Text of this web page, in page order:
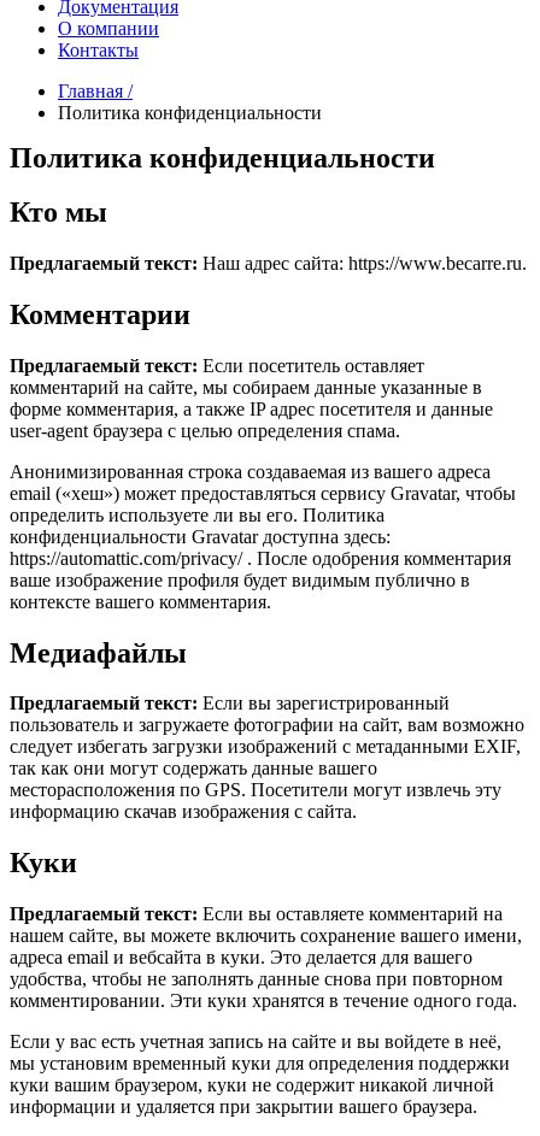
Документация
О компании
Контакты
Главная /
Политика конфиденциальности
Политика конфиденциальности
Кто мы
Предлагаемый текст: Наш адрес сайта: https://www.becarre.ru.
Комментарии
Предлагаемый текст: Если посетитель оставляет
комментарий на сайте, мы собираем данные указанные в
форме комментария, а также IP адрес посетителя и данные
user-agent браузера с целью определения спама.
Анонимизированная строка создаваемая из вашего адреса
email («хеш») может предоставляться сервису Gravatar, чтобы
определить используете ли вы его. Политика
конфиденциальности Gravatar доступна здесь:
https://automattic.com/privacy/ . После одобрения комментария
ваше изображение профиля будет видимым публично в
контексте вашего комментария.
Медиафайлы
Предлагаемый текст: Если вы зарегистрированный
пользователь и загружаете фотографии на сайт, вам возможно
следует избегать загрузки изображений с метаданными EXIF,
так как они могут содержать данные вашего
месторасположения по GPS. Посетители могут извлечь эту
информацию скачав изображения с сайта.
Куки
Предлагаемый текст: Если вы оставляете комментарий на
нашем сайте, вы можете включить сохранение вашего имени,
адреса email и вебсайта в куки. Это делается для вашего
удобства, чтобы не заполнять данные снова при повторном
комментировании. Эти куки хранятся в течение одного года.
Если у вас есть учетная запись на сайте и вы войдете в неё,
мы установим временный куки для определения поддержки
куки вашим браузером, куки не содержит никакой личной
информации и удаляется при закрытии вашего браузера.